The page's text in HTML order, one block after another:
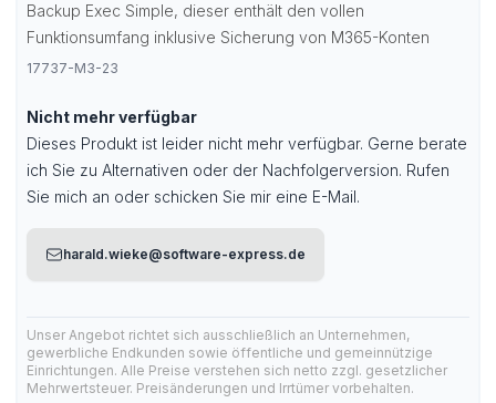
Backup Exec Simple, dieser enthält den vollen
Funktionsumfang inklusive Sicherung von M365-Konten
17737-M3-23
Nicht mehr verfügbar
Dieses Produkt ist leider nicht mehr verfügbar. Gerne berate
ich Sie zu Alternativen oder der Nachfolgerversion. Rufen
Sie mich an oder schicken Sie mir eine E-Mail.
harald.wieke@software-express.de
Unser Angebot richtet sich ausschließlich an Unternehmen,
gewerbliche Endkunden sowie öffentliche und gemeinnützige
Einrichtungen. Alle Preise verstehen sich netto zzgl. gesetzlicher
Mehrwertsteuer. Preisänderungen und Irrtümer vorbehalten.